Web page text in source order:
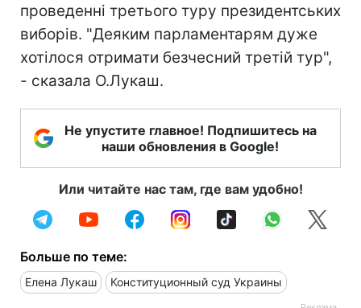
проведенні третього туру президентських
виборів. "Деяким парламентарям дуже
хотілося отримати безчесний третій тур",
- сказала О.Лукаш.
Не упустите главное! Подпишитесь на
наши обновления в Google!
Или читайте нас там, где вам удобно!
Больше по теме:
Елена Лукаш Конституционный суд Украины